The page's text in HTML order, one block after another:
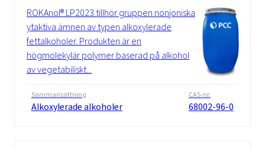
ROKAnol® LP2023 tillhör gruppen nonjoniska
ytaktiva ämnen av typen alkoxylerade
fettalkoholer. Produkten är en
högmolekylär polymer baserad på alkohol
av vegetabiliskt...
Sammansättning
Alkoxylerade alkoholer
CAS-nr.
68002-96-0